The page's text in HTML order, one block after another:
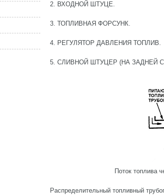
2. ВХОДНОЙ ШТУЦЕ.
3. ТОПЛИВНАЯ ФОРСУНК.
4. РЕГУЛЯТОР ДАВЛЕНИЯ ТОПЛИВ.
5. СЛИВНОЙ ШТУЦЕР (НА ЗАДНЕЙ
Поток топлива
Распределительный топливный